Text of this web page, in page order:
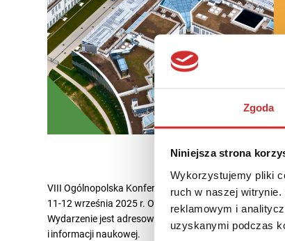
Zgoda
Niniejsza strona
Wykorzystujemy pliki
ruch w naszej
reklamowym i
uzyskanymi podczas
VIII Ogólnopolska Konferencja Naukowa„Biblioteka
11-12 września 2025 r. Organizatorem wydarzenia
Wydarzenie jest adresowane przede wszystkim do
i informacji naukowej.